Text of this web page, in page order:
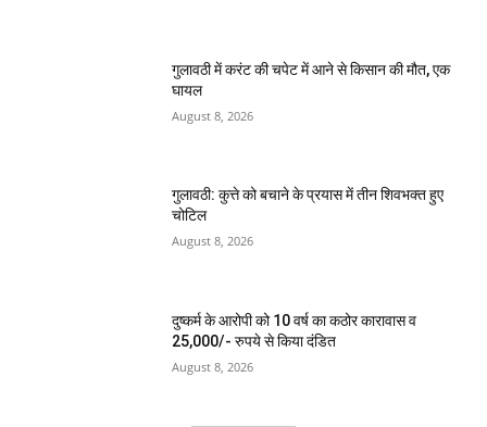
गुलावठी में करंट की चपेट में आने से किसान की मौत, एक
घायल
August 8, 2026
गुलावठी: कुत्ते को बचाने के प्रयास में तीन शिवभक्त हुए
चोटिल
August 8, 2026
दुष्कर्म के आरोपी को 10 वर्ष का कठोर कारावास व
25,000/- रुपये से किया दंडित
August 8, 2026